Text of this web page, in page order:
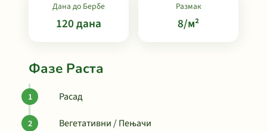
Дана до Бербе
120 дана
Размак
8/м²
Фазе Раста
Расад
Вегетативни / Пењачи